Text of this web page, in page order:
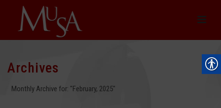
Archives
Monthly Archive for: "February, 2025"